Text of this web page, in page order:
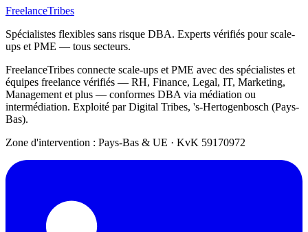
FreelanceTribes
Spécialistes flexibles sans risque DBA. Experts vérifiés pour scale-
ups et PME — tous secteurs.
FreelanceTribes connecte scale-ups et PME avec des spécialistes et
équipes freelance vérifiés — RH, Finance, Legal, IT, Marketing,
Management et plus — conformes DBA via médiation ou
intermédiation. Exploité par Digital Tribes, 's-Hertogenbosch (Pays-
Bas).
Zone d'intervention : Pays-Bas & UE · KvK 59170972